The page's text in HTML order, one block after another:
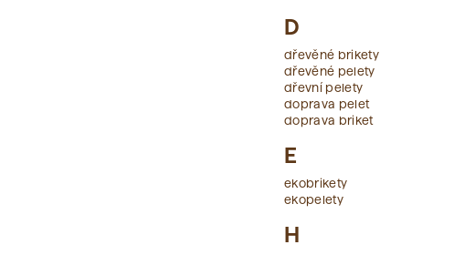
D
dřevěné brikety
dřevěné pelety
dřevní pelety
doprava pelet
doprava briket
E
ekobrikety
ekopelety
H